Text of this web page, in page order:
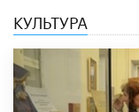
КУЛЬТУРА